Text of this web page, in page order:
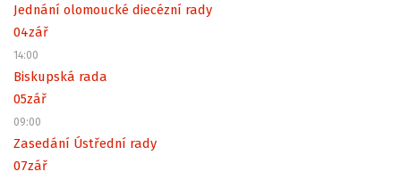
Jednání olomoucké diecézní rady
04zář
14:00
Biskupská rada
05zář
09:00
Zasedání Ústřední rady
07zář